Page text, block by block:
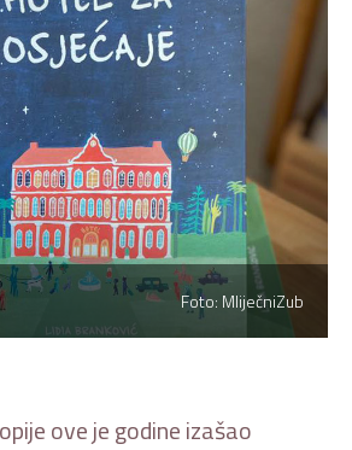
Foto: MliječniZub
ove je godine izašao